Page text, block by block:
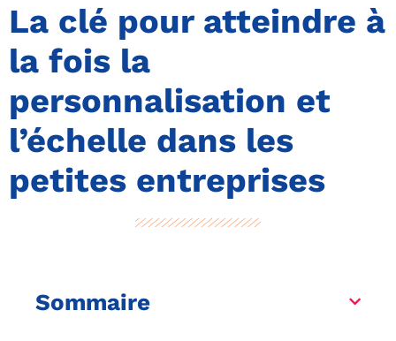
La clé pour atteindre à
la fois la
personnalisation et
l’échelle dans les
petites entreprises
Sommaire